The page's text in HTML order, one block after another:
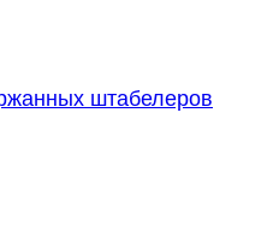
штабелеров